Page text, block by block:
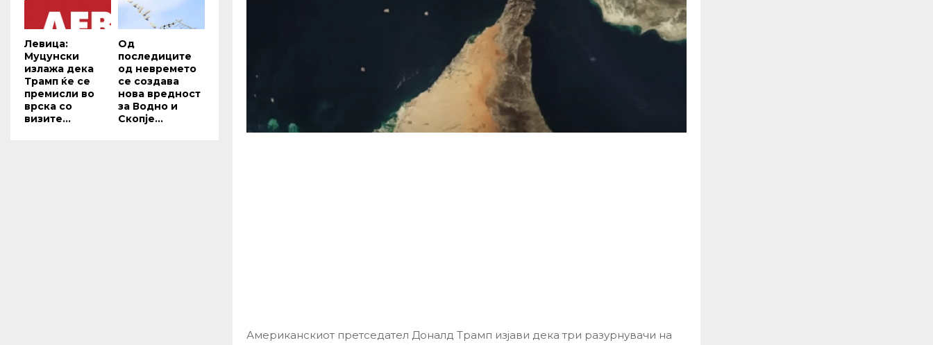
Американскиот претседател Доналд Трамп изјави дека три разурнувачи на
Левица:
Муцунски
излажа дека
Трамп ќе се
премисли во
врска со
визите...
Од
последиците
од невремето
се создава
нова вредност
за Водно и
Скопје...